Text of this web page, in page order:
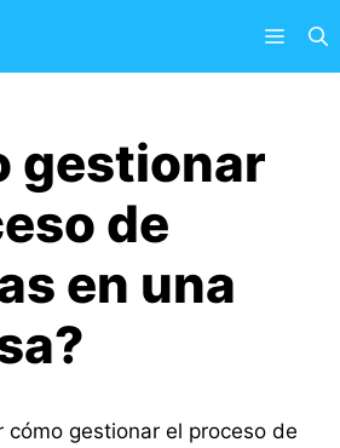
Menú
gestionar
de
en una
cómo gestionar el proceso de